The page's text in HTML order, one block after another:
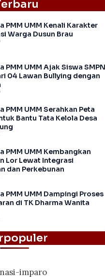
PMM UMM Kenali Karakter
Warga Dusun Brau
PMM UMM Ajak Siswa SMPN
04 Lawan Bullying dengan
PMM UMM Serahkan Peta
Bantu Tata Kelola Desa
PMM UMM Kembangkan
Lor Lewat Integrasi
dan Perkebunan
PMM UMM Dampingi Proses
di TK Dharma Wanita